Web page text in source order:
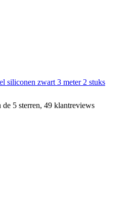
siliconen zwart 3 meter 2 stuks
5 sterren, 49 klantreviews